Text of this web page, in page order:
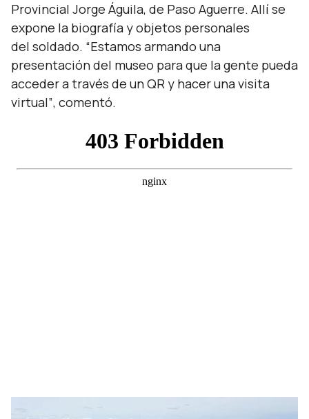
Provincial Jorge Águila, de Paso Aguerre. Allí se
expone la biografía y objetos personales
del soldado. “Estamos armando una
presentación del museo para que la gente pueda
acceder a través de un QR y hacer una visita
virtual”, comentó.